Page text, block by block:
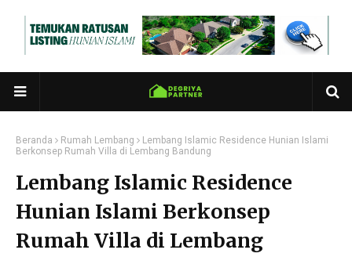
Beranda Rumah Lembang
Lembang Islamic Residence Hunian Islami
Berkonsep Rumah Villa di Lembang Bandung
Lembang Islamic Residence
Hunian Islami Berkonsep
Rumah Villa di Lembang